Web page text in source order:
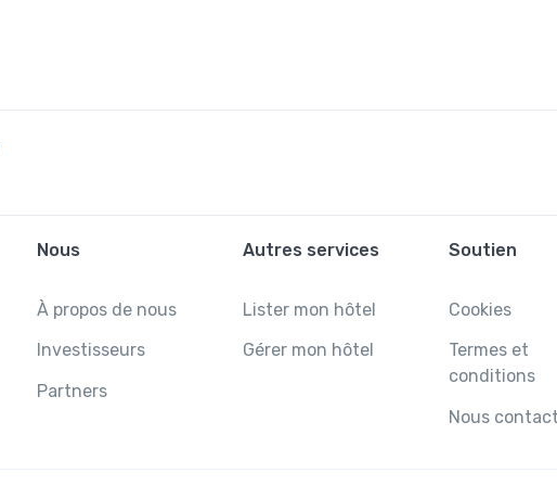
Nous
À propos de nous
Investisseurs
Partners
Autres services
Lister mon hôtel
Gérer mon hôtel
Soutien
Cookies
Termes et
conditions
Nous